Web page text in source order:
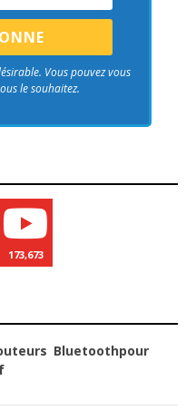
Vous pouvez vous
le souhaitez.
173,673
Bluetoothpour